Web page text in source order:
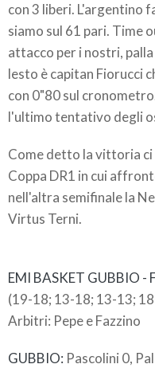
con 3 liberi. L'argentino
siamo sul 61 pari. Time
attacco per i nostri,
lesto è capitan Fiorucci
con 0"80 sul
l'ultimo tentativo degli
Come detto la vittoria ci
Coppa DR1 in cui
nell'altra semifinale la
Virtus Terni.
EMI BASKET GUBBIO -
(19-18; 13-18; 13-13;
Arbitri: Pepe e Fazzino
GUBBIO: Pascolini 0,